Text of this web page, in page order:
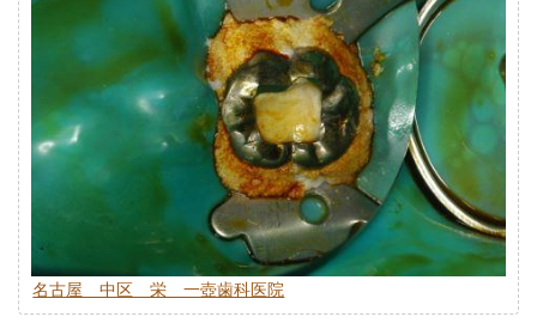
名古屋 中区 栄 一壺歯科医院